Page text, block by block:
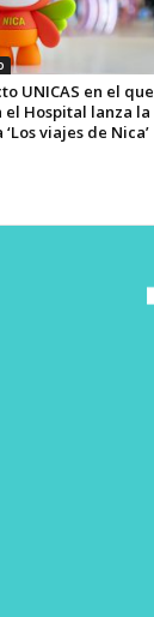
UNICAS en el que
Hospital lanza la
viajes de Nica’